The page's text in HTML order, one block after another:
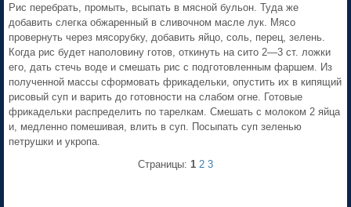
Рис перебрать, промыть, всыпать в мясной бульон. Туда же
добавить слегка обжаренный в сливочном масле лук. Мясо
провернуть через мясорубку, добавить яйцо, соль, перец, зелень.
Когда рис будет наполовину готов, откинуть на сито 2—3 ст. ложки
его, дать стечь воде и смешать рис с подготовленным фаршем. Из
полученной массы сформовать фрикадельки, опустить их в кипящий
рисовый суп и варить до готовности на слабом огне. Готовые
фрикадельки распределить по тарелкам. Смешать с молоком 2 яйца
и, медленно помешивая, влить в суп. Посыпать суп зеленью
петрушки и укропа.
Страницы: 1 2 3